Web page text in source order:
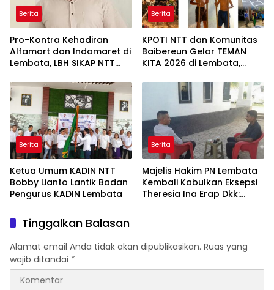
Berita
Pro-Kontra Kehadiran
Alfamart dan Indomaret di
Lembata, LBH SIKAP NTT
UMKM
Berita
KPOTI NTT dan Komunitas
Baibereun Gelar TEMAN
KITA 2026 di Lembata,
Permainan Tradisional
Berita
Ketua Umum KADIN NTT
Bobby Lianto Lantik Badan
Pengurus KADIN Lembata
Berita
Majelis Hakim PN Lembata
Kembali Kabulkan Eksepsi
Theresia Ina Erap Dkk:
Tinggalkan Balasan
Alamat email Anda tidak akan dipublikasikan. Ruas yang
wajib ditandai *